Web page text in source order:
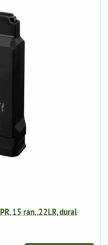
15 ran, .22LR, dural